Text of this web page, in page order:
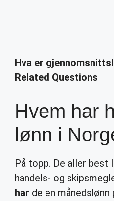
Hva er
Related Questions
Hvem har
lønn i
På topp. De aller best
handels- og
har de en månedslønn